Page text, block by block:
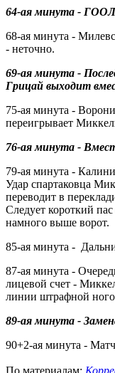
64-ая минута -
68-ая минута -
- неточно.
69-ая минута -
Грицай выходит
75-ая минута -
переигрывает
76-ая минута -
79-ая минута -
Удар спартаковца
переводит в
Следует короткий
намного выше ворот.
85-ая минута -
87-ая минута -
лицевой счет -
линии штрафной
89-ая минута -
90+2-ая минута -
По материалам: